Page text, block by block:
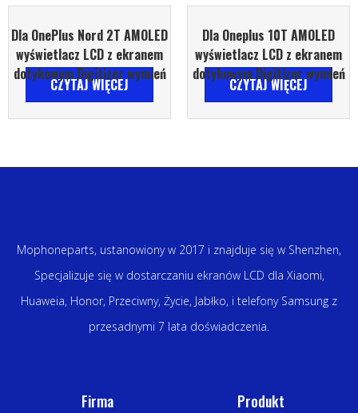
Dla OnePlus Nord 2T AMOLED
wyświetlacz LCD z ekranem
dotykowym Digitizer wymień
CZYTAJ WIĘCEJ
Dla Oneplus 10T AMOLED
wyświetlacz LCD z ekranem
dotykowym Digitizer wymień
CZYTAJ WIĘCEJ
Mophoneparts, ustanowiony w 2017 i znajduje się w Shenzhen,
Specjalizuje się w dostarczaniu ekranów LCD dla Xiaomi,
Huaweia, Honor, Przeciwny, Życie, Jabłko, i telefony Samsung z
przesadnymi 7 lata doświadczenia.
Firma Produkt